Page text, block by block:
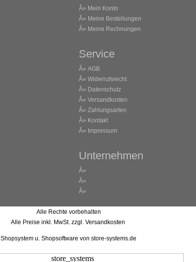
Â» Mein Konto
Â» Meine Bestellungen
Â» Meine Rechnungen
Service
Â» AGB
Â» Widerrufsrecht
Â» Datenschutz
Â» Versandkosten
Â» Zahlungsarten
Â» Kontakt
Â» Impressum
Unternehmen
Â»
Â»
Â»
Alle Rechte vorbehalten
Alle Preise inkl. MwSt. zzgl. Versandkosten
Shopsystem u. Shopsoftware von store-systems.de